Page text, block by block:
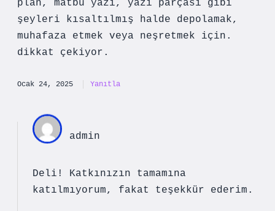
plan, matbu yazı, yazı parçası gibi
şeyleri kısaltılmış halde depolamak,
muhafaza etmek veya neşretmek için.
dikkat çekiyor.
Ocak 24, 2025 Yanıtla
admin
Deli! Katkınızın tamamına
katılmıyorum, fakat teşekkür ederim .